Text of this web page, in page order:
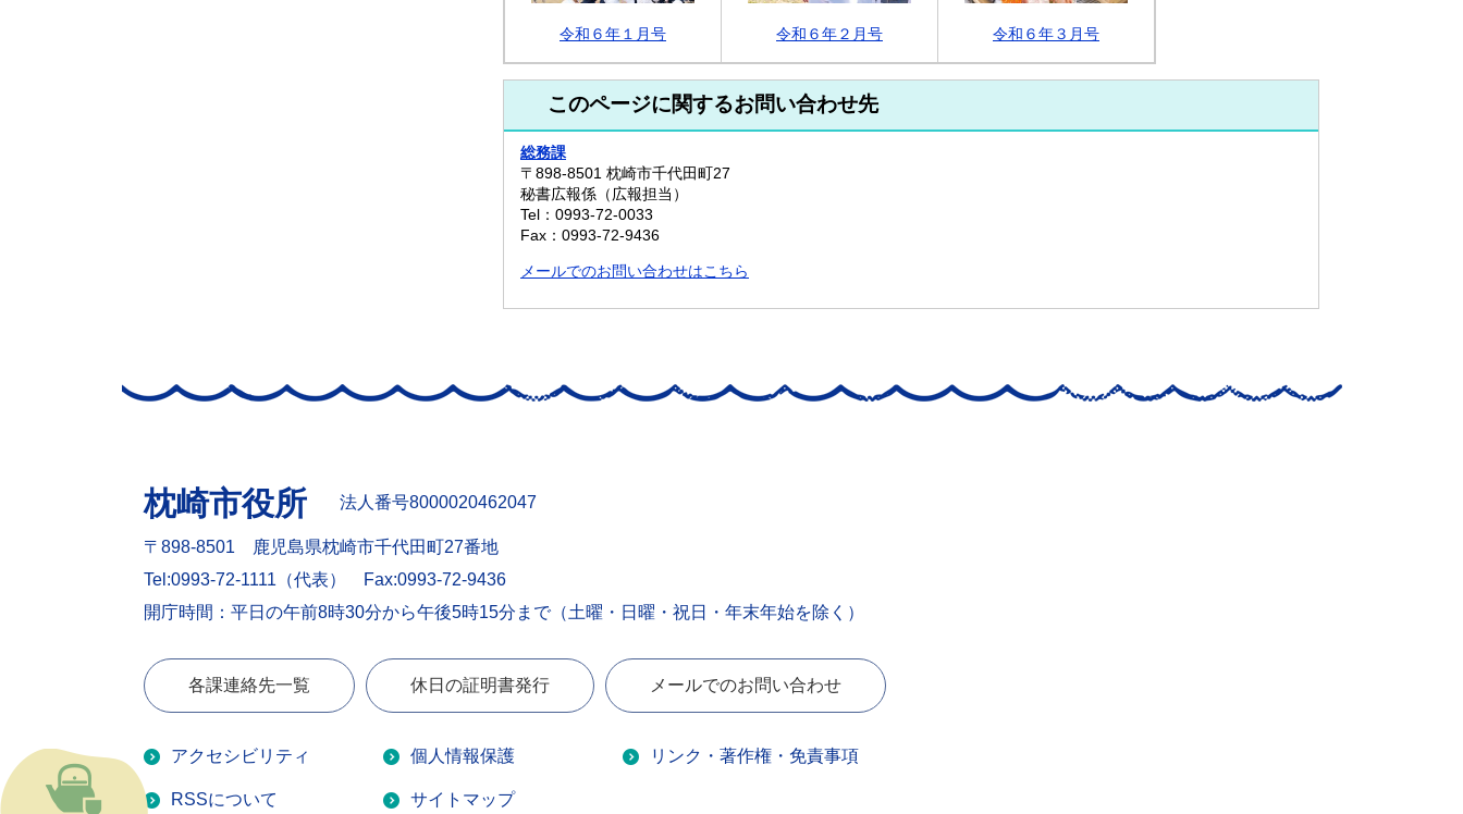
令和６年１月号 令和６年２月号 令和６年３月号
このページに関するお問い合わせ先
総務課
〒898-8501 枕崎市千代田町27
秘書広報係（広報担当）
Tel：0993-72-0033
Fax：0993-72-9436
メールでのお問い合わせはこちら
枕崎市役所 法人番号8000020462047
〒898-8501 鹿児島県枕崎市千代田町27番地
Tel:0993-72-1111（代表）
Fax:0993-72-9436
開庁時間：平日の午前8時30分から午後5時15分まで（土曜・日曜・祝日・年末年始を除く）
各課連絡先一覧 休日の証明書発行 メールでのお問い合わせ
アクセシビリティ 個人情報保護 リンク・著作権・免責事項
RSSについて サイトマップ